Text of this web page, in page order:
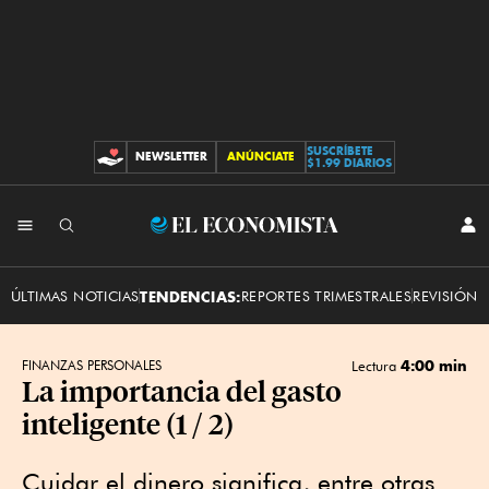
CONTRIBUCIONES
NEWSLETTER ANÚNCIATE
SUSCRÍBETE
$1.99 DIARIOS
El
ÚLTIMAS NOTICIASTENDENCIAS:REPORTES TRIMESTRALESREVISIÓN
FINANZAS PERSONALES Lectura 4:00 min
La importancia del gasto
inteligente (1 / 2)
Cuidar el dinero significa, entre otras